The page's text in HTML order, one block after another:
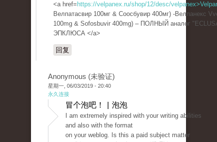
<a href= https://velpanex.ru/shop/12/desc/
Велпатасвир 100мг & Соосбувир 400мг) -Велпанекс
100mg & Sofosbuvir 400mg) – ПОЛНЫЙ аналог
ЭПКЛЮСА </a>
回复
Anonymous (未验证)
星期一, 06/03/2019 - 20:40
永久连接
冒个泡吧！ | 泡泡
I am extremely inspired with your writing abilities
and also with the format
on your weblog. Is this a paid subject matter